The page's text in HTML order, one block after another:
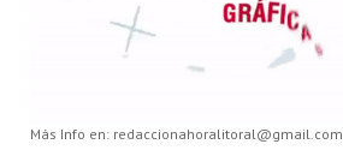
Más Info en: redaccionahoralitoral@gmail.com